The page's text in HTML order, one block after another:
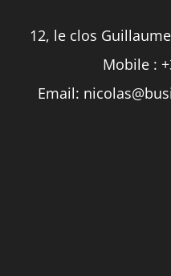
12, le clos
Mobile :
Email: